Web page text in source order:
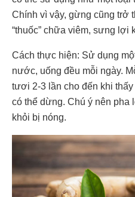
Chính vì vậy, gừng cũng trở
“thuốc” chữa viêm, sưng lợi
Cách thực hiện: Sử dụng
nước, uống đều mỗi ngày.
tươi 2-3 lần cho đến khi
có thể dừng. Chú ý nên pha
khỏi bị nóng.